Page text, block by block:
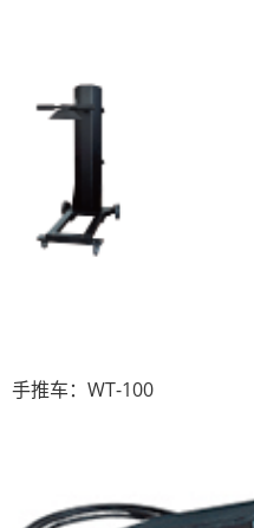
手推车：WT-100